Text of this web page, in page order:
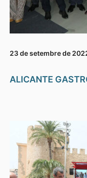
23 de setembre de
ALICANTE